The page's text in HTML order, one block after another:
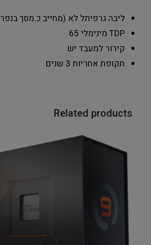
ליבה גרפיתל לא (מחייב כ.מסך
TDP מינימלי
65
קירור למעבד יש
תקופת אחריות 3 שנים
Related products